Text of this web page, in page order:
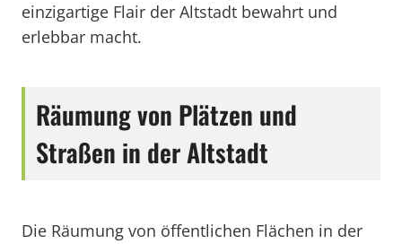
einzigartige Flair der Altstadt bewahrt und
erlebbar macht.
Räumung von Plätzen und
Straßen in der Altstadt
Die Räumung von öffentlichen Flächen in der